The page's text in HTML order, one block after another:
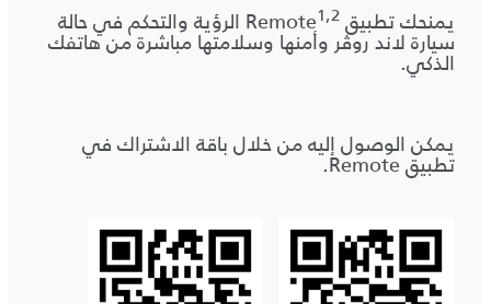
يمنحك تطبيق Remote 1,2 الرؤية والتحكم في حالة
سيارة لاند روڤر وأمنها وسلامتها مباشرة من هاتفك
الذكي.
يمكن الوصول إليه من خلال باقة الاشتراك في
تطبيق Remote.